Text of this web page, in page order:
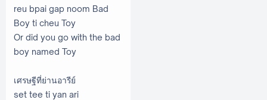
reu bpai gap noom Bad
Boy ti cheu Toy
Or did you go with the bad
boy named Toy
เศรษฐีที่ย่านอารีย์
set tee ti yan ari